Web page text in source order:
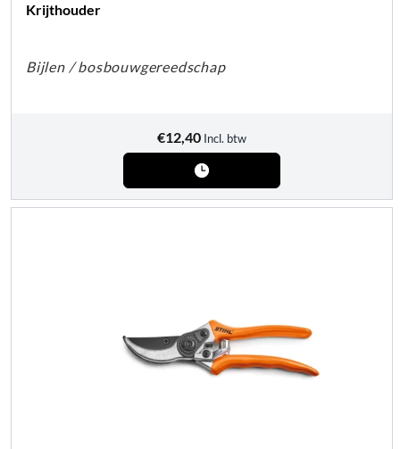
Krijthouder
Bijlen / bosbouwgereedschap
€12,40 Incl. btw